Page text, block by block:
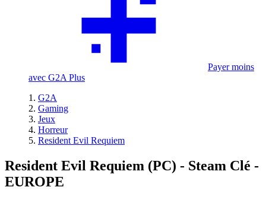
Payer moins
avec G2A Plus
G2A
Gaming
Jeux
Horreur
Resident Evil Requiem
Resident Evil Requiem (PC) - Steam Clé -
EUROPE